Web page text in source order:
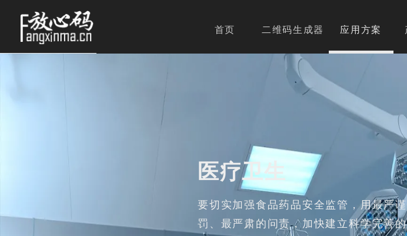
首页 二维码生成器 应用方案
医疗卫生
要切实加强食品药品安全监管，用最严
罚、最严肃的问责，加快建立科学完善